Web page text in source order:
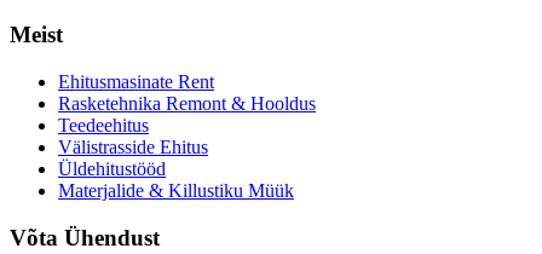
Meist
Ehitusmasinate Rent
Rasketehnika Remont & Hooldus
Teedeehitus
Välistrasside Ehitus
Üldehitustööd
Materjalide & Killustiku Müük
Võta Ühendust